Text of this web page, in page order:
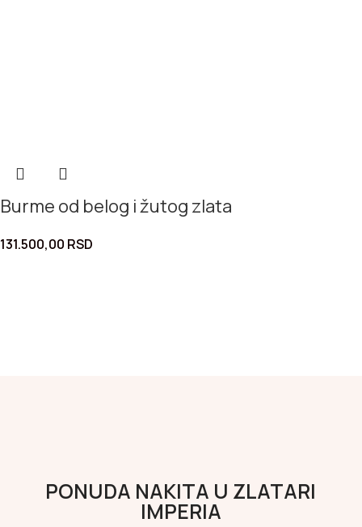
Burme od belog i žutog zlata
131.500,00 RSD
PONUDA NAKITA U ZLATARI
IMPERIA